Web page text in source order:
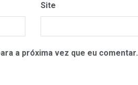
Site
a próxima vez que eu comentar.